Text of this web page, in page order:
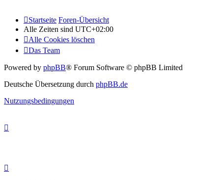
Startseite Foren-Übersicht
Alle Zeiten sind UTC+02:00
Alle Cookies löschen
Das Team
Powered by phpBB® Forum Software © phpBB Limited
Deutsche Übersetzung durch phpBB.de
Nutzungsbedingungen